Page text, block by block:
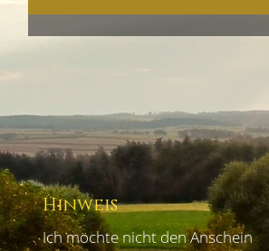
NEUIGKEITEN IN MEINER
ENTSPANNUNG,
Hinweis
Ich möchte nicht den Anschein